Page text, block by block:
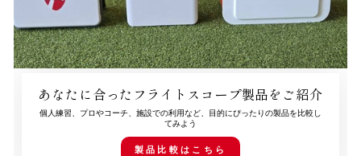
あなたに合ったフライトスコープ製品をご紹介
個人練習、プロやコーチ、施設での利用など、目的にぴったりの製品を比較し
てみよう
製品比較はこちら